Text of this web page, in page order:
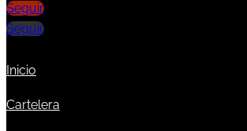
Seguir
Seguir
Inicio
Cartelera